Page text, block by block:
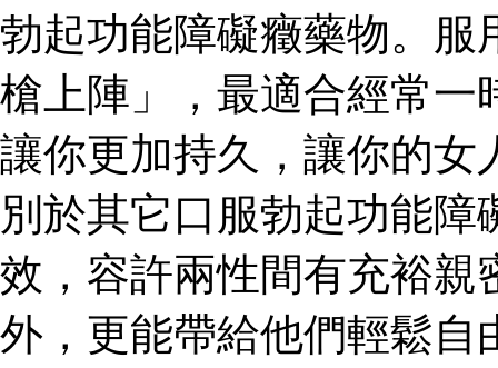
勃起功能障礙癥藥物。服
槍上陣」，最適合經常一
讓你更加持久，讓你的女
別於其它口服勃起功能
效，容許兩性間有充裕親
外，更能帶給他們輕鬆